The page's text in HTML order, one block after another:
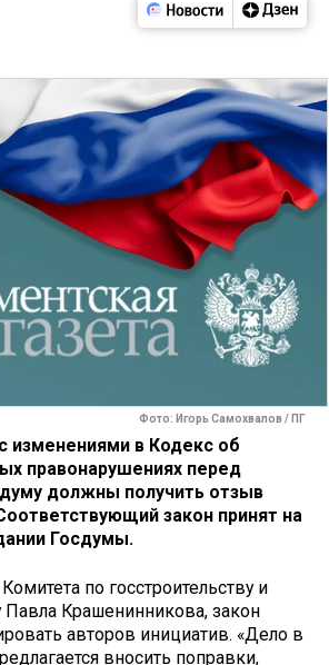
Фото: Игорь Самохвалов / ПГ
изменениями в Кодекс об
правонарушениях перед
должны получить отзыв
закон принят на
Госдумы.
по госстроительству и
Павла Крашенинникова, закон
авторов инициатив. «Дело в
вносить поправки,